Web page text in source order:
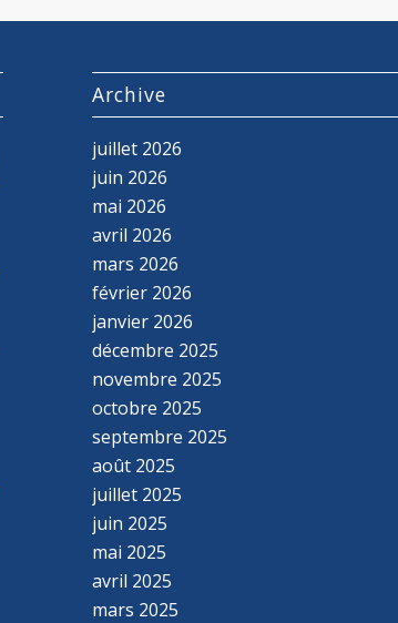
Archive
juillet 2026
juin 2026
mai 2026
avril 2026
mars 2026
février 2026
janvier 2026
décembre 2025
novembre 2025
octobre 2025
septembre 2025
août 2025
juillet 2025
juin 2025
mai 2025
avril 2025
mars 2025